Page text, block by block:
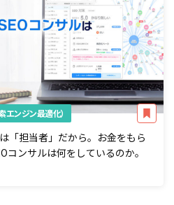
エンジン最適化）
「担当者」だから。お金をもら
コンサルは何をしているのか。